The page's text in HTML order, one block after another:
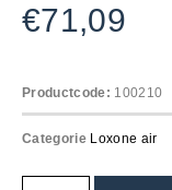
€71,09
Productcode: 100210
Categorie Loxone air